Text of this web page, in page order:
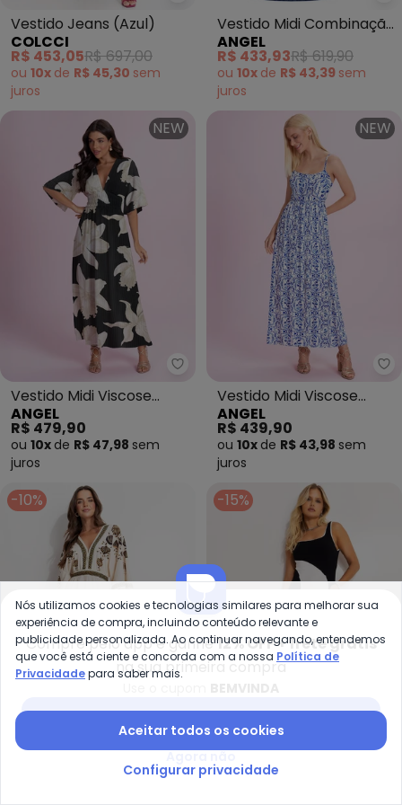
Vestido Jeans (Azul)
COLCCI
R$ 453,05R$ 697,00
ou 10x de R$ 45,30 sem
juros
Vestido Midi Combinação
(Azul)
ANGEL
R$ 433,93R$ 619,90
ou 10x de R$ 43,39 sem
juros
NEW
Angel - Vestido Midi Viscose
Vestido Midi Viscose
Estampada (Preto)
ANGEL
R$ 479,90
ou 10x de R$ 47,98 sem
juros
NEW
Vestido Midi Viscose
Estampada (Azul)
ANGEL
R$ 439,90
ou 10x de R$ 43,98 sem
juros
-10%
Farm - Vestido Cropped
Vestido Cropped Sonho
R$ 448,20R$ 498,00
-15%
Vestido Recortes Pb
R$ 466,65R$ 549,00
Compre pelo app e ganhe12% OFF + frete grátis
na sua primeira compra
Nós utilizamos cookies e tecnologias similares para melhorar sua
experiência de compra, incluindo conteúdo relevante e
publicidade personalizada. Ao continuar navegando, entendemos
que você está ciente e concorda com a nossa Política de
Privacidadepara saber mais.
Aceitar todos os cookies
Configurar privacidade